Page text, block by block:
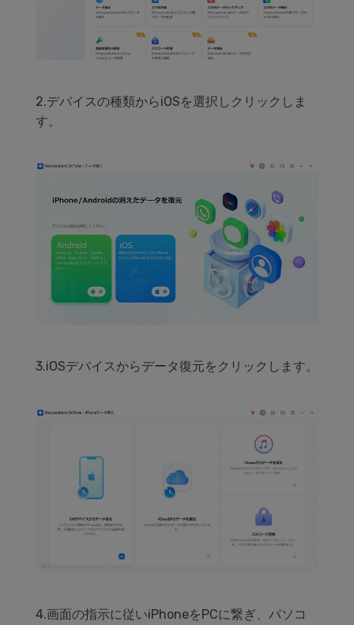
2.デバイスの種類からiOSを選択しクリックしま
す。
3.iOSデバイスからデータ復元をクリックします。
4.画面の指示に従いiPhoneをPCに繋ぎ、パソコ